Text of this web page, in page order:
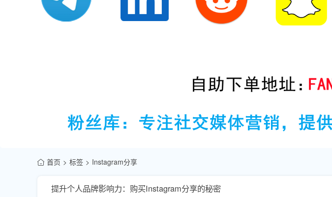
首页 标签 Instagram分享
提升个人品牌影响力：购买Instagram分享的秘密